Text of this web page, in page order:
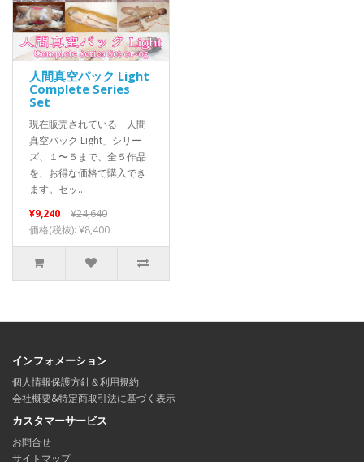
人間真空パック Light
Complete Series
Set
現在販売されている「人間
真空パック Light」シリー
ズ、１〜５まで、全５作品
を、お得な価格で購入でき
ます。セッ..
¥9,240
¥24,640
価格(税抜): ¥8,400
インフォメーション
個人情報保護方針＆利用規約
会社概要&特定商取引法に基づく表示
カスタマーサービス
お問合せ
サイトマップ